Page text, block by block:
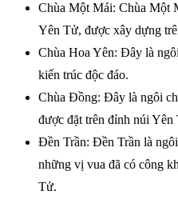
Chùa Một Mái: Chùa Một
Yên Tử, được xây dựng
Chùa Hoa Yên: Đây là
kiến trúc độc đáo.
Chùa Đồng: Đây là ngôi
được đặt trên đỉnh núi Yên
Đền Trần: Đền Trần là
những vị vua đã có công
Tử.